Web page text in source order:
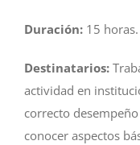
Duración: 15 horas.
Destinatarios:
actividad en
correcto
conocer aspectos